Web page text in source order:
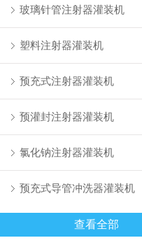
玻璃针管注射器灌装机
塑料注射器灌装机
预充式注射器灌装机
预灌封注射器灌装机
氯化钠注射器灌装机
预充式导管冲洗器灌装机
查看全部